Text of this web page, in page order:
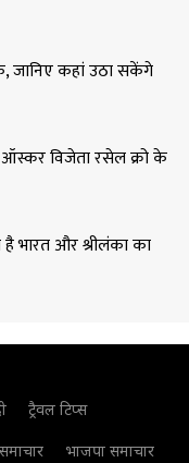
जानिए कहां उठा सकेंगे
ऑस्कर विजेता रसेल क्रो के
भारत और श्रीलंका का
ट्रैवल टिप्स
भाजपा समाचार